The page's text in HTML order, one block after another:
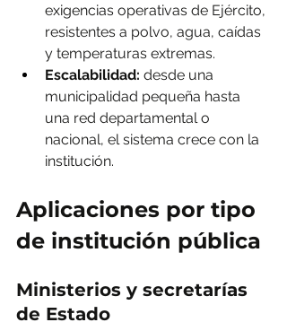
exigencias operativas de Ejército,
resistentes a polvo, agua, caídas
y temperaturas extremas.
Escalabilidad: desde una
municipalidad pequeña hasta
una red departamental o
nacional, el sistema crece con la
institución.
Aplicaciones por tipo
de institución pública
Ministerios y secretarías
de Estado